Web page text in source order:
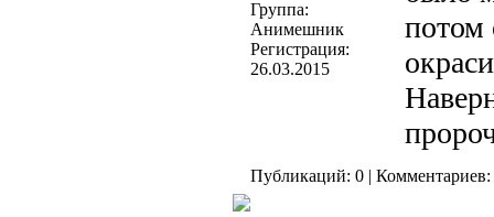
Группа:
Анимешник
Регистрация:
26.03.2015
потом
Публикаций: 0 | Комментариев: